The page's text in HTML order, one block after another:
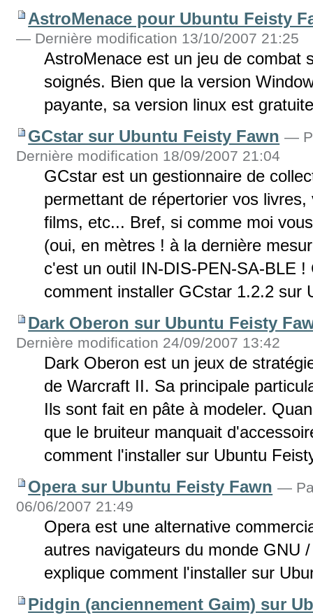
AstroMenace pour Ubuntu Feisty
— Dernière modification 13/10/2007 21:25
AstroMenace est un jeu de combat
soignés. Bien que la version
payante, sa version linux est
GCstar sur Ubuntu Feisty Fawn —
Dernière modification 18/09/2007 21:04
GCstar est un gestionnaire de
permettant de répertorier vos
films, etc... Bref, si comme moi
(oui, en mètres ! à la dernière
c'est un outil IN-DIS-PEN-SA-BLE !
comment installer GCstar 1.2.2 sur
Dark Oberon sur Ubuntu Feisty
Dernière modification 24/09/2007 13:42
Dark Oberon est un jeux de
de Warcraft II. Sa principale
Ils sont fait en pâte à modeler.
que le bruiteur manquait
comment l'installer sur Ubuntu
Opera sur Ubuntu Feisty Fawn —
06/06/2007 21:49
Opera est une alternative
autres navigateurs du monde GNU
explique comment l'installer sur
Pidgin (anciennement Gaim) sur